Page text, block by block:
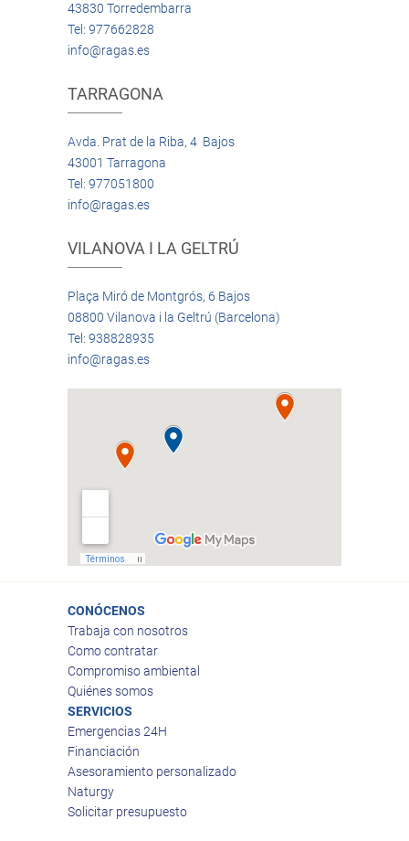
43830 Torredembarra
Tel: 977662828
info@ragas.es
TARRAGONA
Avda. Prat de la Riba, 4 Bajos
43001 Tarragona
Tel: 977051800
info@ragas.es
VILANOVA I LA GELTRÚ
Plaça Miró de Montgrós, 6 Bajos
08800 Vilanova i la Geltrú (Barcelona)
Tel: 938828935
info@ragas.es
CONÓCENOS
Trabaja con nosotros
Como contratar
Compromiso ambiental
Quiénes somos
SERVICIOS
Emergencias 24H
Financiación
Asesoramiento personalizado
Naturgy
Solicitar presupuesto